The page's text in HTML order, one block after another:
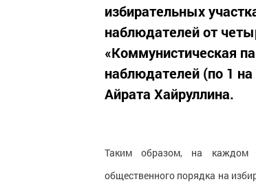
избирательных
наблюдателей от
«Коммунистическая
наблюдателей (по 1
Айрата Хайруллина.
Таким образом, на каждом
общественного порядка на